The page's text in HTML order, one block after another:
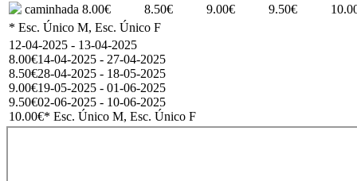
caminhada 8.00€ 8.50€ 9.00€ 9.50€
* Esc. Único M, Esc. Único F
12-04-2025 - 13-04-2025
8.00€14-04-2025 - 27-04-2025
8.50€28-04-2025 - 18-05-2025
9.00€19-05-2025 - 01-06-2025
9.50€02-06-2025 - 10-06-2025
10.00€* Esc. Único M, Esc. Único F